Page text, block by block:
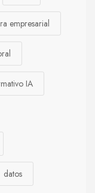
empresarial
IA
datos